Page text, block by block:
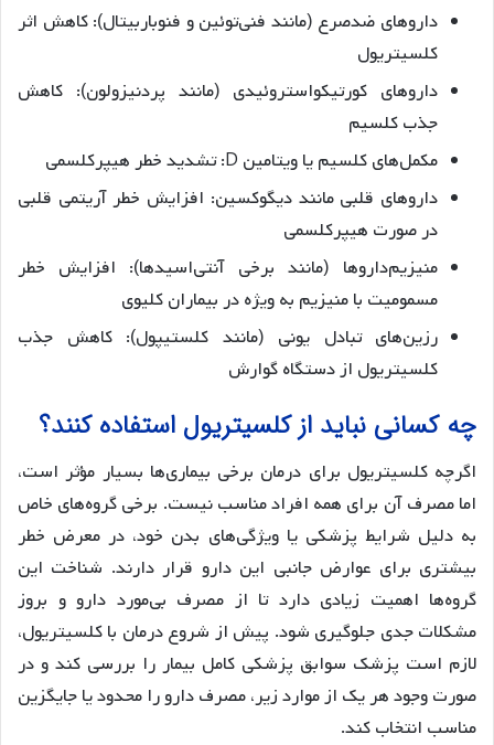
داروهای ضدصرع (مانند فنی‌توئین و فنوباربیتال): کاهش اثر
کلسیتریول
داروهای کورتیکواستروئیدی (مانند پردنیزولون): کاهش
جذب کلسیم
مکمل‌های کلسیم یا ویتامین D: تشدید خطر هیپرکلسمی
داروهای قلبی مانند دیگوکسین: افزایش خطر آریتمی قلبی
در صورت هیپرکلسمی
منیزیم‌داروها (مانند برخی آنتی‌اسیدها): افزایش خطر
مسمومیت با منیزیم به ویژه در بیماران کلیوی
رزین‌های تبادل یونی (مانند کلستیپول): کاهش جذب
کلسیتریول از دستگاه گوارش
چه کسانی نباید از کلسیتریول استفاده کنند؟
اگرچه کلسیتریول برای درمان برخی بیماری‌ها بسیار مؤثر است،
اما مصرف آن برای همه افراد مناسب نیست. برخی گروه‌های خاص
به دلیل شرایط پزشکی یا ویژگی‌های بدن خود، در معرض خطر
بیشتری برای عوارض جانبی این دارو قرار دارند. شناخت این
گروه‌ها اهمیت زیادی دارد تا از مصرف بی‌مورد دارو و بروز
مشکلات جدی جلوگیری شود. پیش از شروع درمان با کلسیتریول،
لازم است پزشک سوابق پزشکی کامل بیمار را بررسی کند و در
صورت وجود هر یک از موارد زیر، مصرف دارو را محدود یا جایگزین
مناسب انتخاب کند.